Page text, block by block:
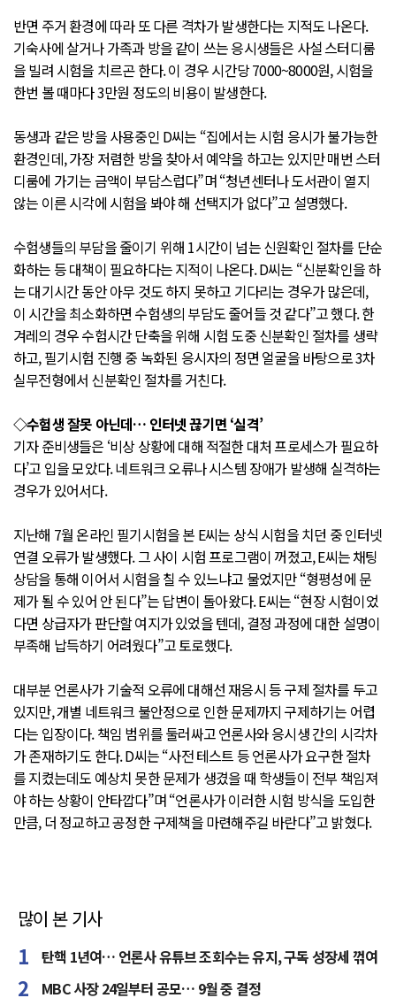
반면 주거 환경에 따라 또 다른 격차가 발생한다는 지적도 나온다.
기숙사에 살거나 가족과 방을 같이 쓰는 응시생들은 사설 스터디룸
을 빌려 시험을 치르곤 한다. 이 경우 시간당 7000~8000원, 시험을
한번 볼 때마다 3만원 정도의 비용이 발생한다.
동생과 같은 방을 사용중인 D씨는 “집에서는 시험 응시가 불가능한
환경인데, 가장 저렴한 방을 찾아서 예약을 하고는 있지만 매번 스터
디룸에 가기는 금액이 부담스럽다”며 “청년센터나 도서관이 열지
않는 이른 시각에 시험을 봐야 해 선택지가 없다”고 설명했다.
수험생들의 부담을 줄이기 위해 1시간이 넘는 신원확인 절차를 단순
화하는 등 대책이 필요하다는 지적이 나온다. D씨는 “신분확인을 하
는 대기시간 동안 아무 것도 하지 못하고 기다리는 경우가 많은데,
이 시간을 최소화하면 수험생의 부담도 줄어들 것 같다”고 했다. 한
겨레의 경우 수험시간 단축을 위해 시험 도중 신분확인 절차를 생략
하고, 필기시험 진행 중 녹화된 응시자의 정면 얼굴을 바탕으로 3차
실무전형에서 신분확인 절차를 거친다.
◇수험생 잘못 아닌데… 인터넷 끊기면 ‘실격’
기자 준비생들은 ‘비상 상황에 대해 적절한 대처 프로세스가 필요하
다’고 입을 모았다. 네트워크 오류나 시스템 장애가 발생해 실격하는
경우가 있어서다.
지난해 7월 온라인 필기시험을 본 E씨는 상식 시험을 치던 중 인터넷
연결 오류가 발생했다. 그 사이 시험 프로그램이 꺼졌고, E씨는 채팅
상담을 통해 이어서 시험을 칠 수 있느냐고 물었지만 “형평성에 문
제가 될 수 있어 안 된다”는 답변이 돌아왔다. E씨는 “현장 시험이었
다면 상급자가 판단할 여지가 있었을 텐데, 결정 과정에 대한 설명이
부족해 납득하기 어려웠다”고 토로했다.
대부분 언론사가 기술적 오류에 대해선 재응시 등 구제 절차를 두고
있지만, 개별 네트워크 불안정으로 인한 문제까지 구제하기는 어렵
다는 입장이다. 책임 범위를 둘러싸고 언론사와 응시생 간의 시각차
가 존재하기도 한다. D씨는 “사전 테스트 등 언론사가 요구한 절차
를 지켰는데도 예상치 못한 문제가 생겼을 때 학생들이 전부 책임져
야 하는 상황이 안타깝다”며 “언론사가 이러한 시험 방식을 도입한
만큼, 더 정교하고 공정한 구제책을 마련해주길 바란다”고 밝혔다.
많이 본 기사
탄핵 1년여… 언론사 유튜브 조회수는 유지, 구독 성장세 꺾여
MBC 사장 24일부터 공모… 9월 중 결정